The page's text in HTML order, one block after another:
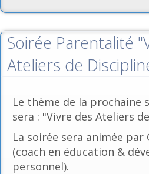
Soirée Parentalité
Ateliers de
Le thème de la prochaine
sera : "Vivre des Ateliers
La soirée sera animée
(coach en éducation &
personnel).